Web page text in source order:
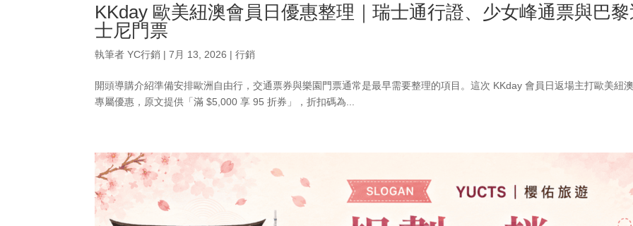
KKday 歐美紐澳會員日優惠整理｜瑞士通行證、少女峰通票與巴
士尼門票
執筆者YC行銷 |7月 13, 2026 |行銷
開頭導購介紹準備安排歐洲自由行，交通票券與樂園門票通常是最早需要整理的項目。這次 KKday 會員日返場主打歐美紐
專屬優惠，原文提供「滿 $5,000 享 95 折券」，折扣碼為...